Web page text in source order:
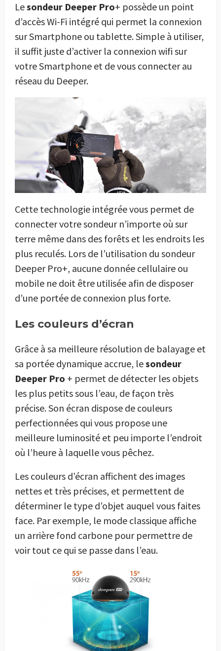
Lesondeur Deeper Pro+ possède un point
d’accès Wi-Fi intégré qui permet la connexion
sur Smartphone ou tablette. Simple à utiliser,
il suffit juste d’activer la connexion wifi sur
votre Smartphone et de vous connecter au
réseau du Deeper.
Cette technologie intégrée vous permet de
connecter votre sondeur n’importe où sur
terre même dans des forêts et les endroits les
plus reculés. Lors de l’utilisation du sondeur
Deeper Pro+, aucune donnée cellulaire ou
mobile ne doit être utilisée afin de disposer
d’une portée de connexion plus forte.
Les couleurs d’écran
Grâce à sa meilleure résolution de balayage et
sa portée dynamique accrue, lesondeur
Deeper Pro + permet de détecter les objets
les plus petits sous l’eau, de façon très
précise. Son écran dispose de couleurs
perfectionnées qui vous propose une
meilleure luminosité et peu importe l’endroit
où l’heure à laquelle vous pêchez.
Les couleurs d’écran affichent des images
nettes et très précises, et permettent de
déterminer le type d’objet auquel vous faites
face. Par exemple, le mode classique affiche
un arrière fond carbone pour permettre de
voir tout ce qui se passe dans l’eau.